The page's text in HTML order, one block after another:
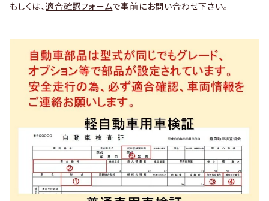
もしくは、 適合確認フォームで事前にお問い合わせ下さい。